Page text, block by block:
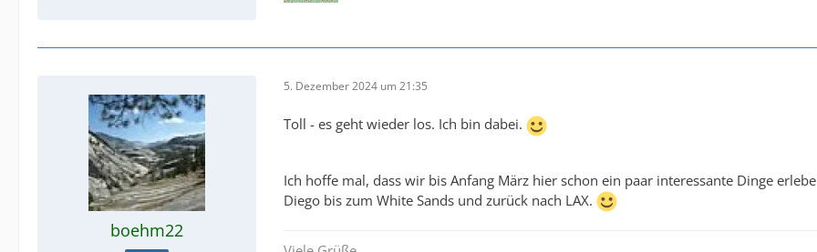
boehm22
5. Dezember 2024 um 21:35
Toll - es geht wieder los. Ich bin dabei.
Ich hoffe mal, dass wir bis Anfang März hier schon ein paar interessante Dinge
Diego bis zum White Sands und zurück nach LAX.